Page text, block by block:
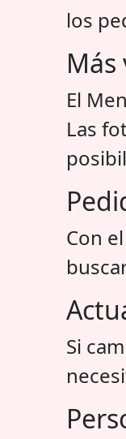
los
El
Las
Con
Si